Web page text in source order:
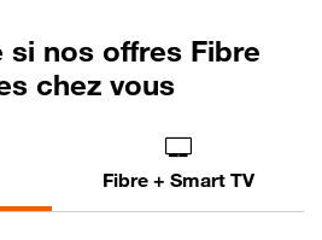
si nos offres Fibre
chez vous
Fibre + Smart TV